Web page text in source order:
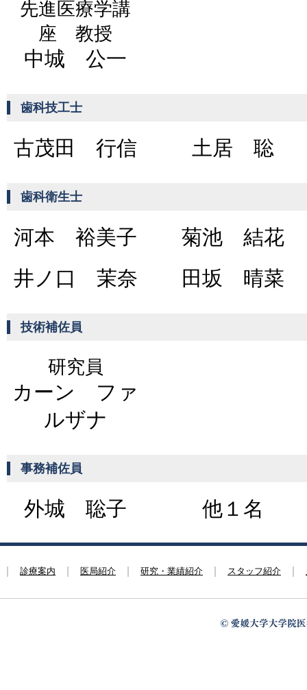
先進医療学講
座 教授
中城 公一
歯科技工士
古茂田 行信 土居 聡
歯科衛生士
河本 裕美子
菊池 結花
井ノ口 茉奈
田坂 晴菜
技術補佐員
研究員
カーン ファ
ルザナ
事務補佐員
外城 聡子 他１名
診療案内 医局紹介 研究・業績紹介 スタッフ紹介